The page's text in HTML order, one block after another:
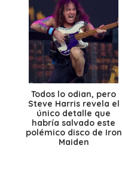
Todos lo odian, pero
Steve Harris revela el
único detalle que
habría salvado este
polémico disco de Iron
Maiden